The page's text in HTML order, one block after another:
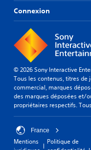
Connexion
© 2026 Sony Interactive
Tous les contenus, titres
commercial, marques
des marques déposées et/
propriétaires respectifs.
France
Mentions
Politique de